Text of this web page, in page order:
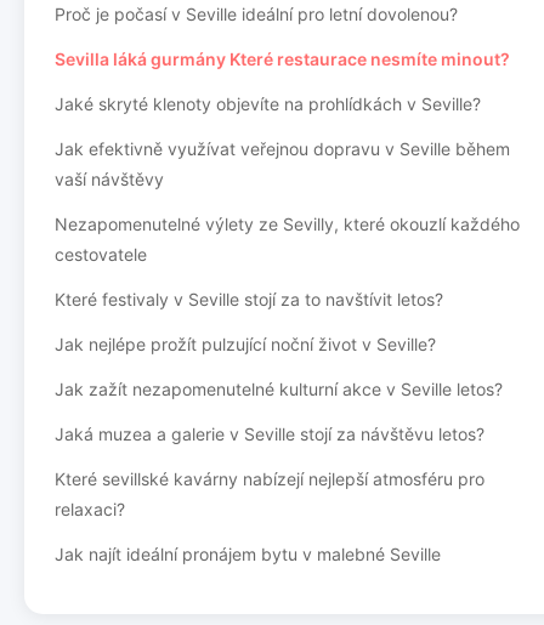
Proč je počasí v Seville ideální pro letní dovolenou?
Sevilla láká gurmány Které restaurace nesmíte minout?
Jaké skryté klenoty objevíte na prohlídkách v Seville?
Jak efektivně využívat veřejnou dopravu v Seville během
vaší návštěvy
Nezapomenutelné výlety ze Sevilly, které okouzlí každého
cestovatele
Které festivaly v Seville stojí za to navštívit letos?
Jak nejlépe prožít pulzující noční život v Seville?
Jak zažít nezapomenutelné kulturní akce v Seville letos?
Jaká muzea a galerie v Seville stojí za návštěvu letos?
Které sevillské kavárny nabízejí nejlepší atmosféru pro
relaxaci?
Jak najít ideální pronájem bytu v malebné Seville